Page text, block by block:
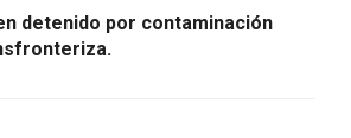
detenido por contaminación